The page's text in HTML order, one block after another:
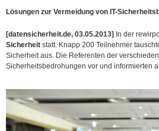
Lösungen zur Vermeidung von IT-
[datensicherheit.de, 03.05.2013] In der
Sicherheit statt. Knapp 200 Teilnehmer
Sicherheit aus. Die Referenten der
Sicherheitsbedrohungen vor und informierten